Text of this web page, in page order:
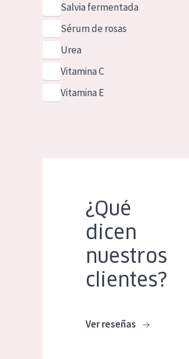
Salvia fermentada
Sérum de rosas
Urea
Vitamina C
Vitamina E
¿Qué
dicen
nuestros
clientes?
Ver reseñas